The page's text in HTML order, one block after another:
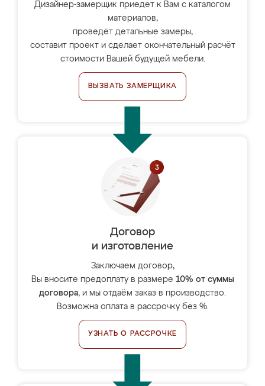
Дизайнер-замерщик приедет к Вам с каталогом
материалов,
проведёт детальные замеры,
составит проект и сделает окончательный расчёт
стоимости Вашей будущей мебели.
ВЫЗВАТЬ ЗАМЕРЩИКА
Договор
и изготовление
Заключаем договор,
Вы вносите предоплату в размере 10% от суммы
договора, и мы отдаём заказ в производство.
Возможна оплата в рассрочку без %.
УЗНАТЬ О РАССРОЧКЕ